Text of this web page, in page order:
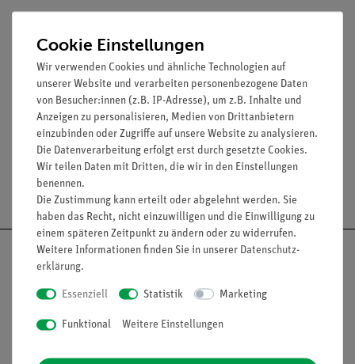
Außendurchmesser der Oliven am Schlauchanschluss:
Media / Downloads
Nach oben
Cookie Einstellungen
Wir verwenden Cookies und ähnliche Technologien auf
unserer Website und verarbeiten personenbezogene Daten
von Besucher:innen (z.B. IP-Adresse), um z.B. Inhalte und
Anzeigen zu personalisieren, Medien von Drittanbietern
einzubinden oder Zugriffe auf unsere Website zu analysieren.
Die Datenverarbeitung erfolgt erst durch gesetzte Cookies.
Wir teilen Daten mit Dritten, die wir in den Einstellungen
benennen.
Die Zustimmung kann erteilt oder abgelehnt werden. Sie
haben das Recht, nicht einzuwilligen und die Einwilligung zu
einem späteren Zeitpunkt zu ändern oder zu widerrufen.
Weitere Informationen finden Sie in unserer Daten­schutz­
erklärung.
Essenziell Statistik Marketing
Funktional Weitere Einstellungen